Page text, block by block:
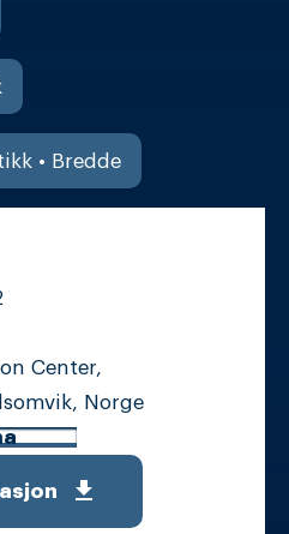
• Bredde
Center,
Norge
get_app